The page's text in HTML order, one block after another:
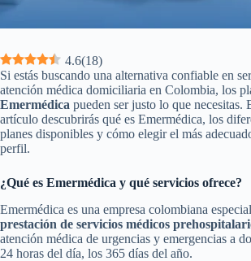
4.6(18)
Si estás buscando una alternativa confiable en
atención médica domiciliaria en Colombia, los
Emermédica pueden ser justo lo que necesitas.
artículo descubrirás qué es Emermédica, los
planes disponibles y cómo elegir el más
perfil.
¿Qué es Emermédica y qué servicios ofrece?
Emermédica es una empresa colombiana
prestación de servicios médicos
atención médica de urgencias y emergencias a
24 horas del día, los 365 días del año.